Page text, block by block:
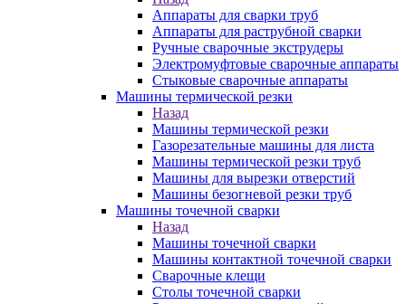
Аппараты для сварки труб
Аппараты для раструбной сварки
Ручные сварочные экструдеры
Электромуфтовые сварочные аппараты
Стыковые сварочные аппараты
Машины термической резки
Назад
Машины термической резки
Газорезательные машины для листа
Машины термической резки труб
Машины для вырезки отверстий
Машины безогневой резки труб
Машины точечной сварки
Назад
Машины точечной сварки
Машины контактной точечной сварки
Сварочные клещи
Столы точечной сварки